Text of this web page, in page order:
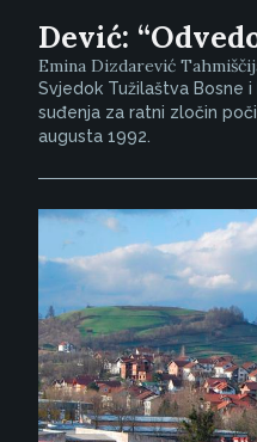
Dević:
Emina Dizdarević
Svjedok Tužilaštva Bosne
suđenja za ratni zločin
augusta 1992.